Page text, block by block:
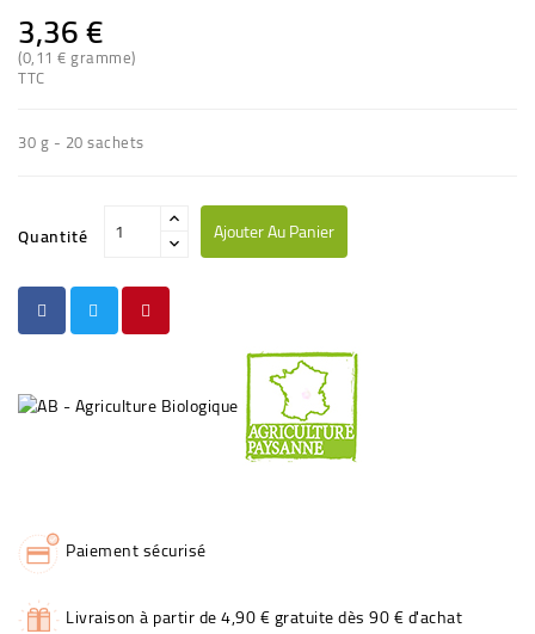
3,36 €
(0,11 € gramme)
TTC
30 g - 20 sachets
Quantité Ajouter Au Panier
Paiement sécurisé
Livraison à partir de 4,90 € gratuite dès 90 € d'achat